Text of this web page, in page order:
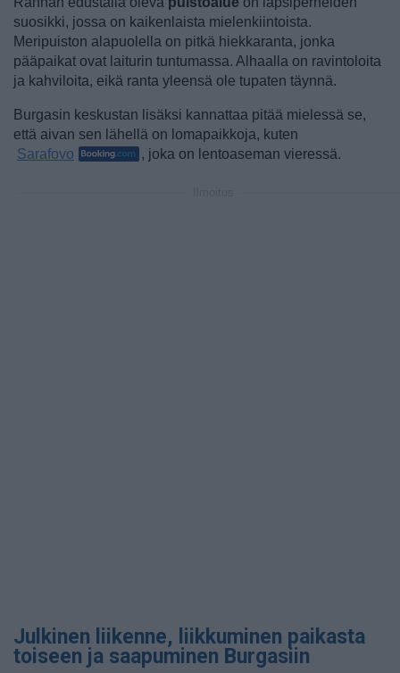
suosikki, jossa on kaikenlaista mielenkiintoista.
Meripuiston alapuolella on pitkä hiekkaranta, jonka
pääpaikat ovat laiturin tuntumassa. Alhaalla on ravintoloita
ja kahviloita, eikä ranta yleensä ole tupaten täynnä.
Burgasin keskustan lisäksi kannattaa pitää mielessä se,
että aivan sen lähellä on lomapaikkoja, kuten
Sarafovo
, joka on lentoaseman vieressä.
Julkinen liikenne, liikkuminen paikasta
toiseen ja saapuminen Burgasiin